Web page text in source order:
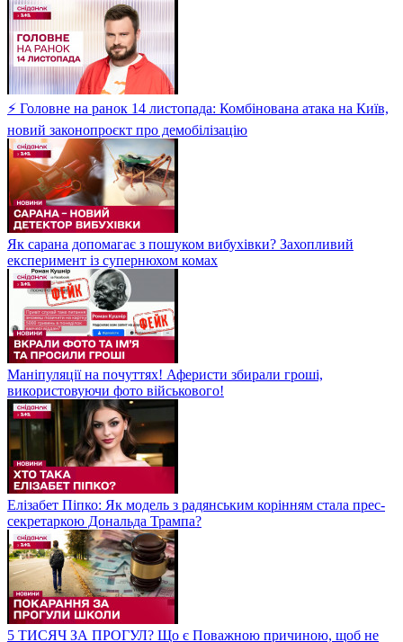
⚡ Головне на ранок 14 листопада: Комбінована атака на Київ,
новий законопроєкт про демобілізацію
Як сарана допомагає з пошуком вибухівки? Захопливий
експеримент із супернюхом комах
Маніпуляції на почуттях! Аферисти збирали гроші,
використовуючи фото військового!
Елізабет Піпко: Як модель з радянським корінням стала прес-
секретаркою Дональда Трампа?
5 ТИСЯЧ ЗА ПРОГУЛ? Що є Поважною причиною, щоб не